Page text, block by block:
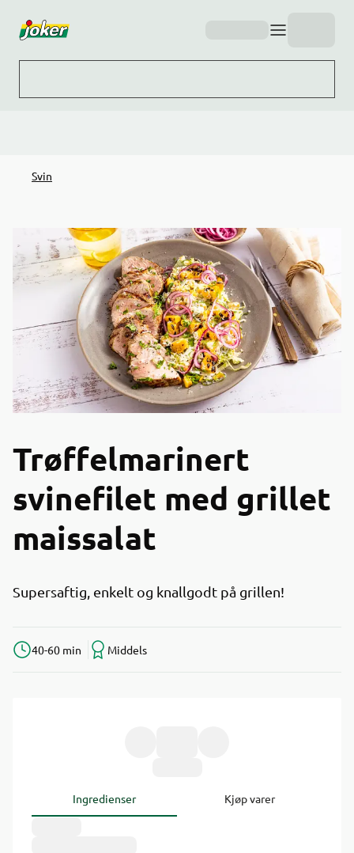
Svin
Trøffelmarinert
svinefilet med grillet
maissalat
Supersaftig, enkelt og knallgodt på grillen!
40-60 min Middels
Ingredienser Kjøp varer